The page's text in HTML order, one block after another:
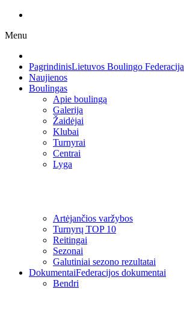
Menu
PagrindinisLietuvos Boulingo Federacija
Naujienos
Boulingas
Apie boulingą
Galerija
Žaidėjai
Klubai
Turnyrai
Centrai
Lyga
Artėjančios varžybos
Turnyrų TOP 10
Reitingai
Sezonai
Galutiniai sezono rezultatai
DokumentaiFederacijos dokumentai
Bendri